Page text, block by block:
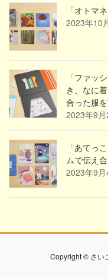
「オトマ
2023年10
「ファッ
き、なに
合った服
2023年9月
「あてっ
ムで伝え
2023年9月
Copyright © さい